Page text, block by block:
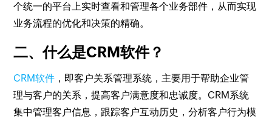
个统一的平台上实时查看和管理各个业务部件，从而实现
业务流程的优化和决策的精确。
二、什么是CRM软件？
CRM软件 ，即客户关系管理系统，主要用于帮助企业管
理与客户的关系，提高客户满意度和忠诚度。CRM系统
集中管理客户信息，跟踪客户互动历史，分析客户行为模